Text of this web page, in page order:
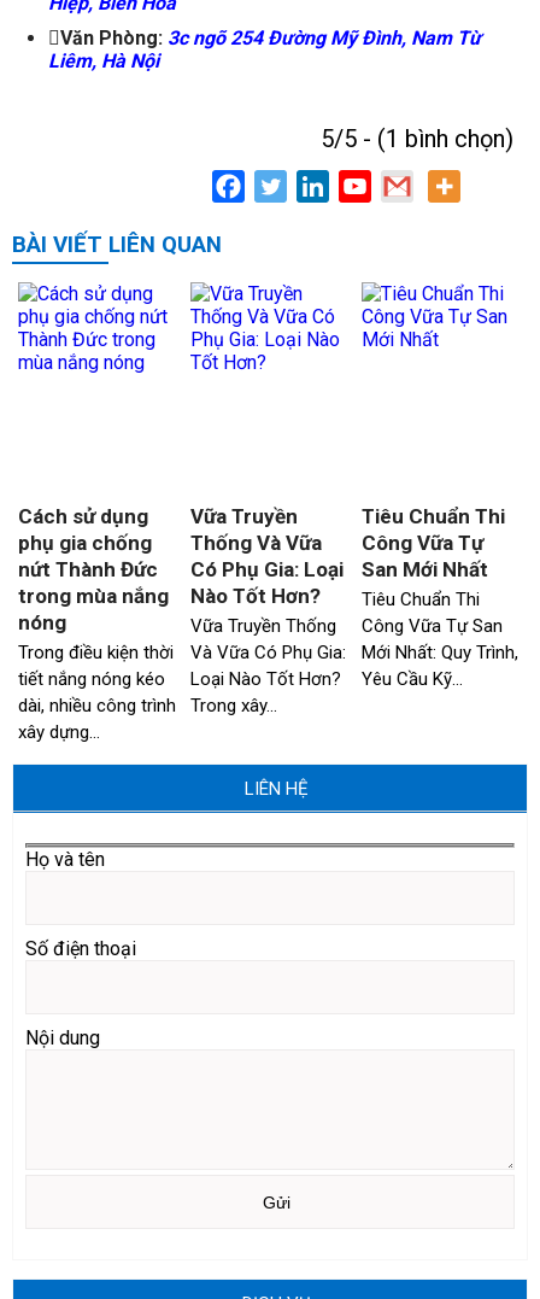
Văn Phòng: 3c ngõ 254 Đường Mỹ Đình, Nam Từ
Liêm, Hà Nội
5/5 - (1 bình chọn)
BÀI VIẾT LIÊN QUAN
Cách sử dụng
phụ gia chống
nứt Thành Đức
trong mùa nắng
nóng
Trong điều kiện thời
tiết nắng nóng kéo
dài, nhiều công trình
xây dựng…
Vữa Truyền
Thống Và Vữa
Có Phụ Gia: Loại
Nào Tốt Hơn?
Vữa Truyền Thống
Và Vữa Có Phụ Gia:
Loại Nào Tốt Hơn?
Trong xây…
Tiêu Chuẩn Thi
Công Vữa Tự
San Mới Nhất
Tiêu Chuẩn Thi
Công Vữa Tự San
Mới Nhất: Quy Trình,
Yêu Cầu Kỹ…
LIÊN HỆ
Họ và tên
Số điện thoại
Nội dung